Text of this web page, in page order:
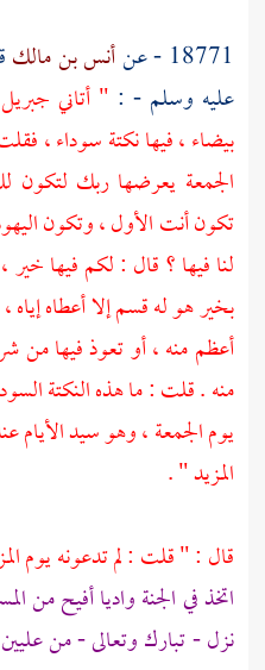
18771 - عن
أنس بن مالك
عليه وسلم - : " أتاني جبريل
بيضاء ، فيها نكتة سوداء ،
الجمعة يعرضها ربك
تكون أنت الأول ، وتكون
لنا فيها ؟ قال : لكم فيها
بخير هو له قسم إلا أعطاه
أعظم منه ، أو تعوذ فيها من
منه . قلت : ما هذه النكتة
يوم الجمعة ، وهو سيد الأيام
المزيد " .
قال : " قلت : لم تدعونه يوم
اتخذ في الجنة واديا أفيح من
نزل - تبارك وتعالى - من